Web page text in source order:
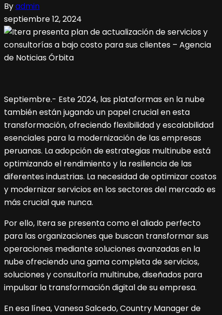
Byadmin
septiembre 12, 2024
Septiembre.- Este 2024, las plataformas en la nube
también están jugando un papel crucial en esta
transformación, ofreciendo flexibilidad y escalabilidad
esenciales para la modernización de las empresas
peruanas. La adopción de estrategias multinube está
optimizando el rendimiento y la resiliencia de las
diferentes industrias. La necesidad de optimizar costos
y modernizar servicios en los sectores del mercado es
más crucial que nunca.
Por ello, Itera se presenta como el aliado perfecto
para las organizaciones que buscan transformar sus
operaciones mediante soluciones avanzadas en la
nube ofreciendo una gama completa de servicios,
soluciones y consultoría multinube, diseñados para
impulsar la transformación digital de su empresa.
En esa línea, Vanesa Salcedo, Country Manager de